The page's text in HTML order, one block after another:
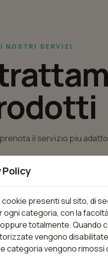
I NOSTRI SERVIZI
il servizio piu
(92)
Policy
presenti sul sito, di
categoria, con la
totalmente. Quando
vengono
categoria vengono rimossi